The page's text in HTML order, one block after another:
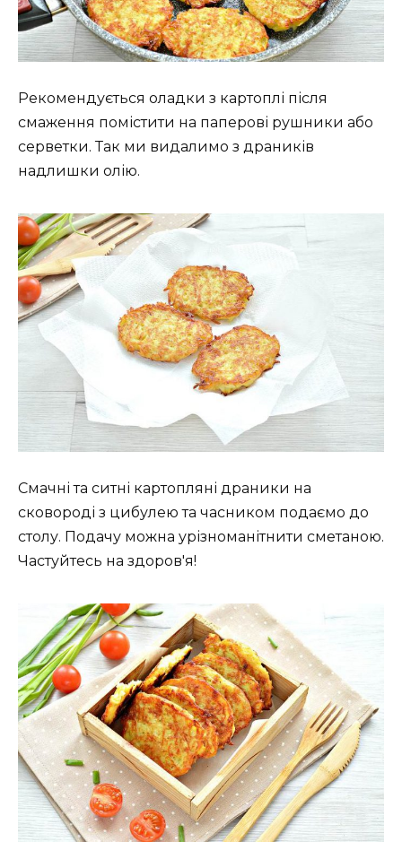
Рекомендується оладки з картоплі після
смаження помістити на паперові рушники або
серветки. Так ми видалимо з драників
надлишки олію.
Смачні та ситні картопляні драники на
сковороді з цибулею та часником подаємо до
столу. Подачу можна урізноманітнити сметаною.
Частуйтесь на здоров'я!